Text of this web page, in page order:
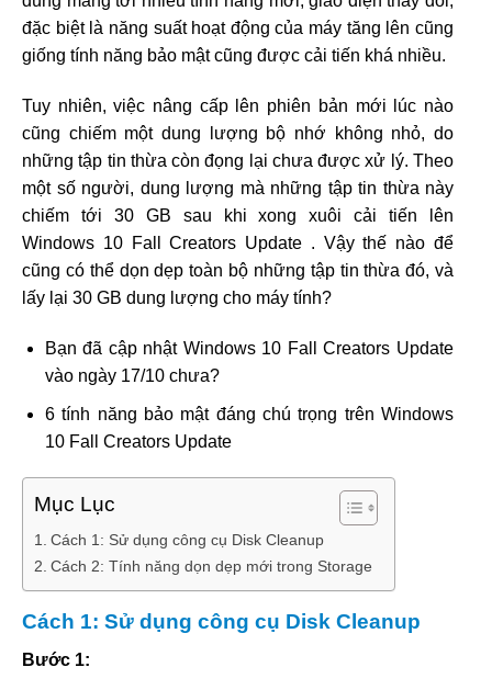
đặc biệt là năng suất hoạt động của máy tăng lên cũng
giống tính năng bảo mật cũng được cải tiến khá nhiều.
Tuy nhiên, việc nâng cấp lên phiên bản mới lúc nào
cũng chiếm một dung lượng bộ nhớ không nhỏ, do
những tập tin thừa còn đọng lại chưa được xử lý. Theo
một số người, dung lượng mà những tập tin thừa này
chiếm tới 30 GB sau khi xong xuôi cải tiến lên
Windows 10 Fall Creators Update . Vậy thế nào để
cũng có thể dọn dẹp toàn bộ những tập tin thừa đó, và
lấy lại 30 GB dung lượng cho máy tính?
Bạn đã cập nhật Windows 10 Fall Creators Update
vào ngày 17/10 chưa?
6 tính năng bảo mật đáng chú trọng trên Windows
10 Fall Creators Update
Mục Lục
Cách 1: Sử dụng công cụ Disk Cleanup
Cách 2: Tính năng dọn dẹp mới trong Storage
Cách 1: Sử dụng công cụ Disk Cleanup
Bước 1: